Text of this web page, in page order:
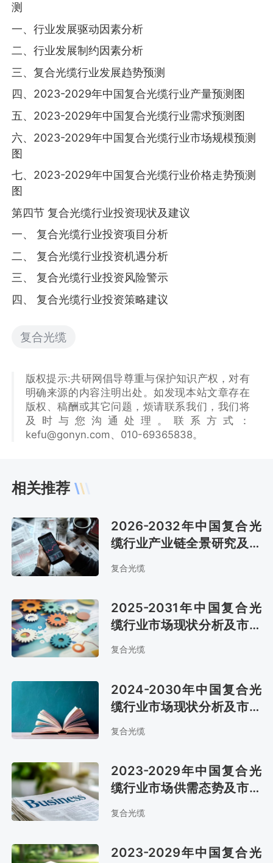
测
一、行业发展驱动因素分析
二、行业发展制约因素分析
三、复合光缆行业发展趋势预测
四、2023-2029年中国复合光缆行业产量预测图
五、2023-2029年中国复合光缆行业需求预测图
六、2023-2029年中国复合光缆行业市场规模预测
图
七、2023-2029年中国复合光缆行业价格走势预测
图
第四节 复合光缆行业投资现状及建议
一、 复合光缆行业投资项目分析
二、 复合光缆行业投资机遇分析
三、 复合光缆行业投资风险警示
四、 复合光缆行业投资策略建议
复合光缆
版权提示:共研网倡导尊重与保护知识产权，对有
明确来源的内容注明出处。如发现本站文章存在
版权、稿酬或其它问题，烦请联系我们，我们将
及时与您沟通处理。联系方式：
kefu@gonyn.com、010-69365838。
相关推荐
2026-2032年中国复合光
缆行业产业链全景研究及市
复合光缆
2025-2031年中国复合光
缆行业市场现状分析及市场
趋势预测报告
复合光缆
2024-2030年中国复合光
缆行业市场现状分析及市场
前景评估报告
复合光缆
2023-2029年中国复合光
缆行业市场供需态势及市场
前景评估报告
复合光缆
2023-2029年中国复合光